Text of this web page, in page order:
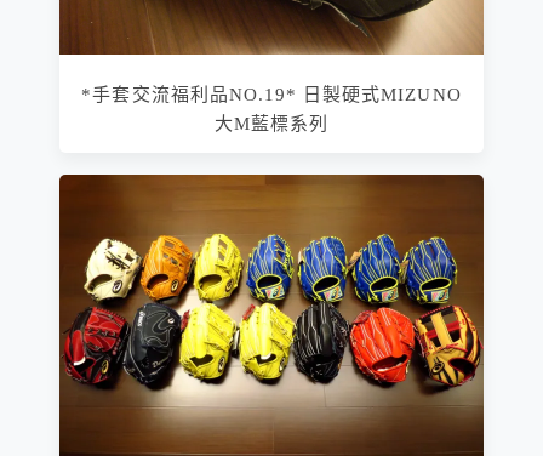
*手套交流福利品NO.19* 日製硬式MIZUNO
大M藍標系列